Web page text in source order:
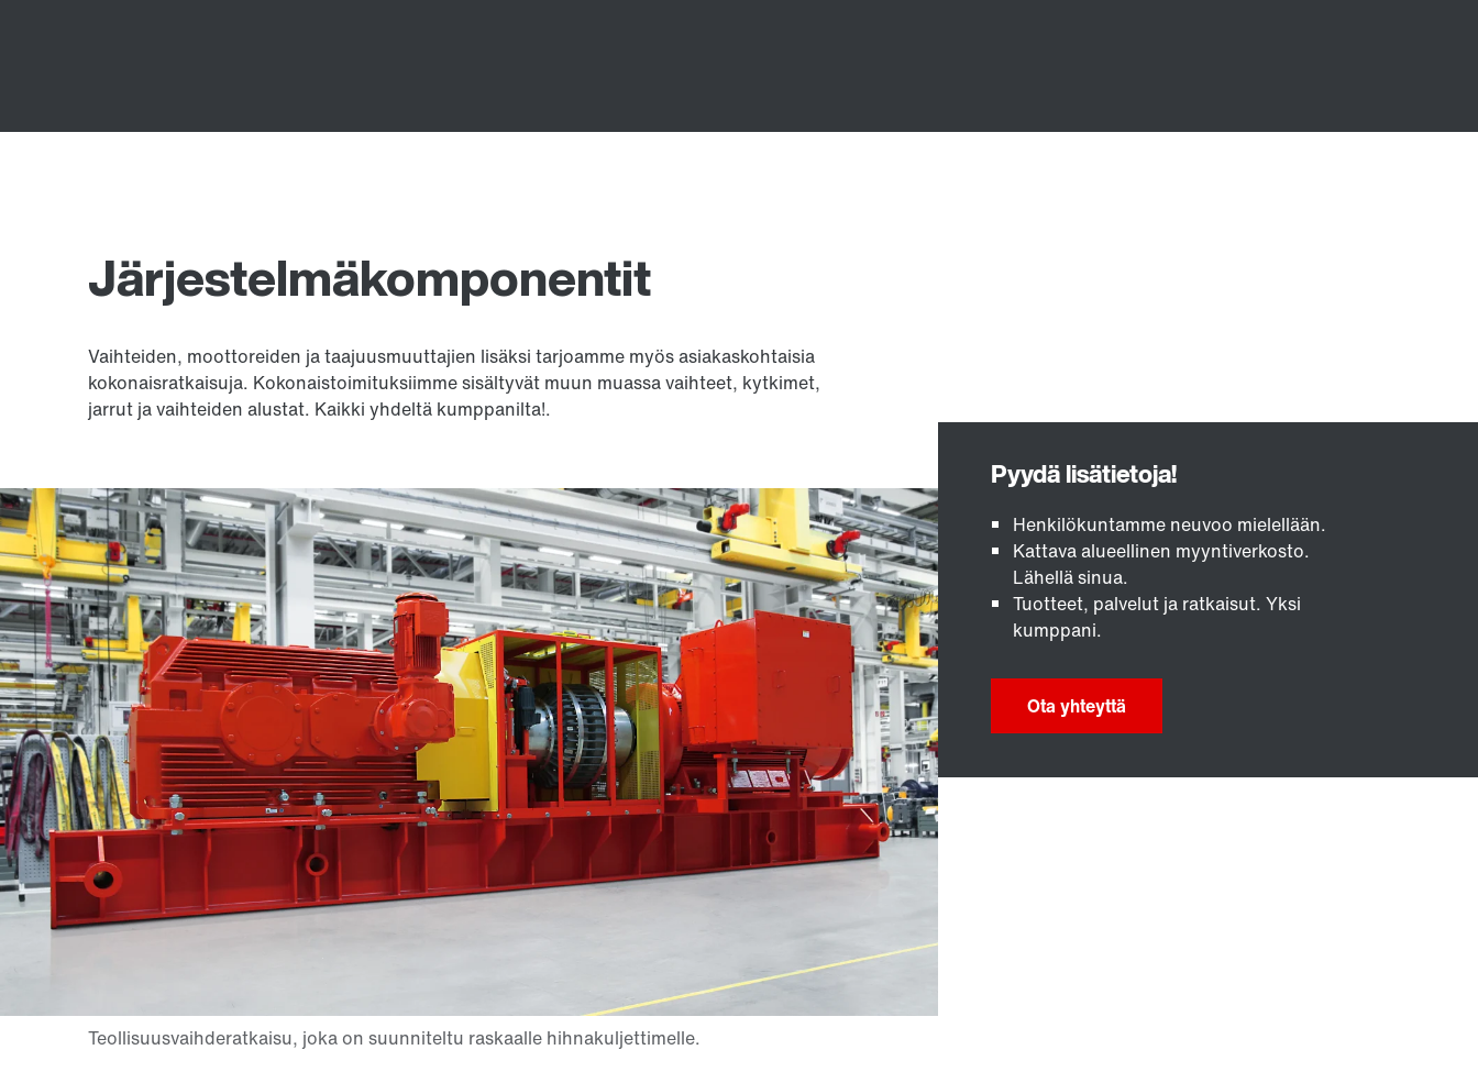
Järjestelmäkomponentit
Vaihteiden, moottoreiden ja taajuusmuuttajien lisäksi tarjoamme myös asiakaskohtaisia
kokonaisratkaisuja. Kokonaistoimituksiimme sisältyvät muun muassa vaihteet, kytkimet,
jarrut ja vaihteiden alustat. Kaikki yhdeltä kumppanilta!.
Henkilökuntamme neuvoo mielellään.
Kattava alueellinen myyntiverkosto.
Lähellä sinua.
Tuotteet, palvelut ja ratkaisut. Yksi
kumppani.
Ota yhteyttä